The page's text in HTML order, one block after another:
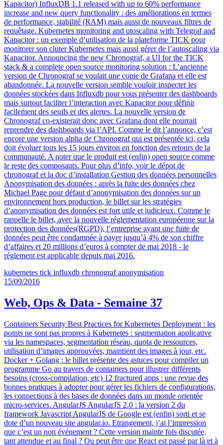
Kapacitor) InfluxDB 1.1 released with up to 60% performance
increase and new query functionality : des améliorations en termes
de performance, stabilité (RAM) mais aussi de nouveaux filtres de
requêtage. Kubernetes monitoring and utoscaling with Telegraf and
Kapacitor : un exemple d’utilisation de la plateforme TICK pour
monitorer son cluter Kubernetes mais aussi gérer de l’autoscaling via
Kapacitor. Announcing the new Chronograf, a UI for the TICK
stack & a complete open source monitoring solution : L’ancienne
version de Chronograf se voulait une copie de Grafana et elle est
abandonnée. La nouvelle version semble vouloir inspecter les
données stockées dans Influxdb pour vous présenter des dashboards
mais surtout faciliter l’interaction avec Kapacitor pour définir
facilement des seuils et des alertes. La nouvelle version de
Chronograf co-existerait donc avec Grafana dont elle pourrait
reprendre des dashboards via l’API. Comme le dit l’annonce, c’est
encore une version alpha de Chronograf qui est présentée ici, cela
doit évoluer tous les 15 jours environ en fonction des retours de la
communauté. A noter que le produit est (enfin) open source comme
le reste des composants. Pour plus d’info, voir le dépot de
chronograf et la doc d’installation Gestion des données personnelles
Anonymisation des données : après la fuite des données chez
Michael Page pour défaut d’anonymisation des données sur un
environnement hors production, le billet sur les stratégies
d’anonymisation des données est fort utile et judicieux. Comme le
rappelle le billet, avec la nouvelle réglementation européenne sur la
protection des données(RGPD), l’entreprise ayant une fuite de
données peut être condamnée à payer jusqu’à 4% de son chiffre
d’affaires et 20 millions d’euros à compter de mai 2018 - le
réglement est applicable depuis mai 2016.
kubernetes tick influxdb chronograf anonymisation
15/09/2016
Web, Ops & Data - Semaine 37
Containers Security Best Practices for Kubernetes Deployment : les
points ne sont pas propres à Kubernetes : segmentation applicative
via les namespaces, segmentation réseau, quota de ressources,
utilisation d’images approuvées, maintient des images à jour, etc.
Docker + Golang : le billet présente des astuces pour compiler un
programme Go au travers de containers pour illustrer différents
besoins (cross-compilation, etc) 12 fractured apps : une revue des
bonnes pratiques à adopter pour gérer les fichiers de configurations,
les connections à des bases de données dans un monde orientée
micro-services. AngularJS AngularJS 2.0 : la version 2 du
framework Javascript AngularJS de Google est (enfin) sorti et se
dote d’un nouveau site angular.io. Etrangement, j’ai l’impression
que c’est un non événement ? Cette version mainte fois discutée,
tant attendue et au final ? Ou peut être que React est passé par là et à